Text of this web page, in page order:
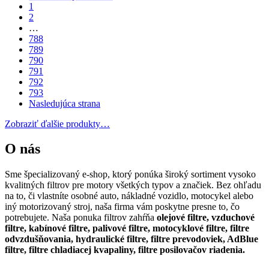
1
2
…
788
789
790
791
792
793
Nasledujúca strana
Zobraziť ďalšie produkty…
O nás
Sme špecializovaný e-shop, ktorý ponúka široký sortiment vysoko
kvalitných filtrov pre motory všetkých typov a značiek. Bez ohľadu
na to, či vlastníte osobné auto, nákladné vozidlo, motocykel alebo
iný motorizovaný stroj, naša firma vám poskytne presne to, čo
potrebujete. Naša ponuka filtrov zahŕňa olejové filtre, vzduchové
filtre, kabínové filtre, palivové filtre, motocyklové filtre, filtre
odvzdušňovania, hydraulické filtre, filtre prevodoviek, AdBlue
filtre, filtre chladiacej kvapaliny, filtre posilovačov riadenia.